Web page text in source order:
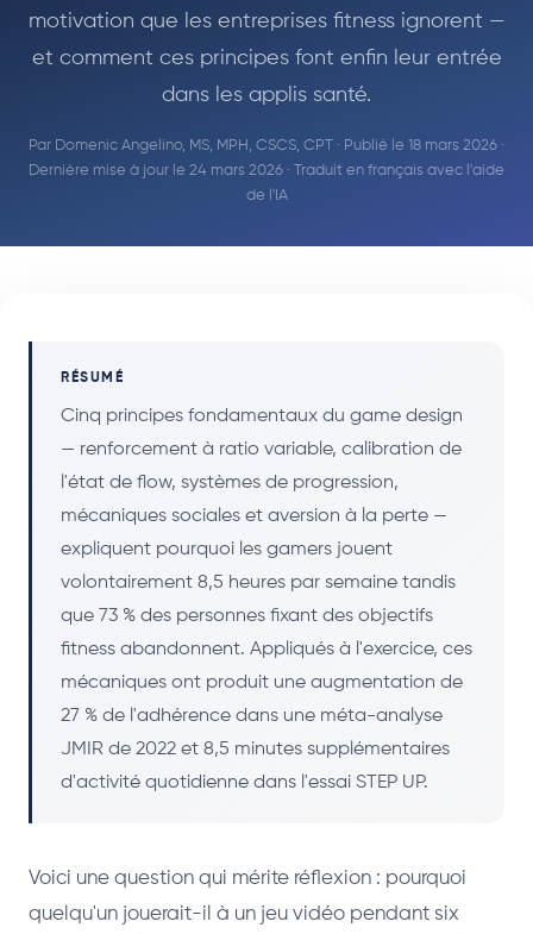
motivation que les entreprises fitness ignorent —
et comment ces principes font enfin leur entrée
dans les applis santé.
Par Domenic Angelino, MS, MPH, CSCS, CPT · Publié le 18 mars 2026 ·
Dernière mise à jour le 24 mars 2026 · Traduit en français avec l'aide
de l'IA
RÉSUMÉ
Cinq principes fondamentaux du game design
— renforcement à ratio variable, calibration de
l'état de flow, systèmes de progression,
mécaniques sociales et aversion à la perte —
expliquent pourquoi les gamers jouent
volontairement 8,5 heures par semaine tandis
que 73 % des personnes fixant des objectifs
fitness abandonnent. Appliqués à l'exercice, ces
mécaniques ont produit une augmentation de
27 % de l'adhérence dans une méta-analyse
JMIR de 2022 et 8,5 minutes supplémentaires
d'activité quotidienne dans l'essai STEP UP.
Voici une question qui mérite réflexion : pourquoi
quelqu'un jouerait-il à un jeu vidéo pendant six